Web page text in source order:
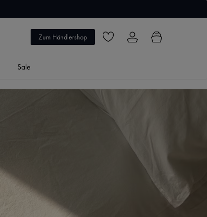
Zum Händlershop Du hast 0 Produkte auf dem
Sale